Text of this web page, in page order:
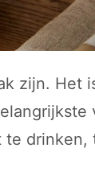
zijn. Het